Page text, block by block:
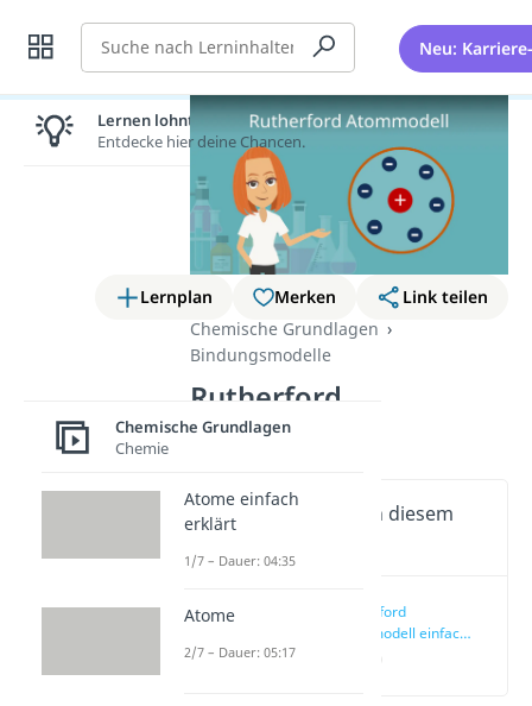
Suche Neu:
Lernplan Merken
Link teilen
Chemische Grundlagen
Bindungsmodelle
Rutherford
Atommodell
Wichtige Inhalte in diesem
Rutherford
Atommodell einfach
(00:15)
Lernen lohnt sich!
Entdecke hier deine Chancen.
Chemische Grundlagen
Chemie
Atome einfach
erklärt
1/7 – Dauer: 04:35
Atome
2/7 – Dauer: 05:17